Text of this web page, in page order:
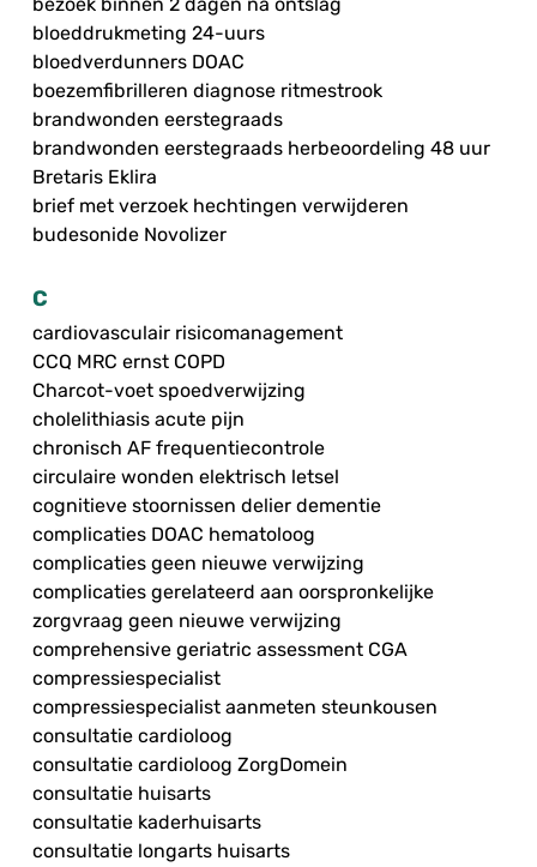
bloeddrukmeting 24-uurs
bloedverdunners DOAC
boezemfibrilleren diagnose ritmestrook
brandwonden eerstegraads
brandwonden eerstegraads herbeoordeling 48 uur
Bretaris Eklira
brief met verzoek hechtingen verwijderen
budesonide Novolizer
C
cardiovasculair risicomanagement
CCQ MRC ernst COPD
Charcot-voet spoedverwijzing
cholelithiasis acute pijn
chronisch AF frequentiecontrole
circulaire wonden elektrisch letsel
cognitieve stoornissen delier dementie
complicaties DOAC hematoloog
complicaties geen nieuwe verwijzing
complicaties gerelateerd aan oorspronkelijke
zorgvraag geen nieuwe verwijzing
comprehensive geriatric assessment CGA
compressiespecialist
compressiespecialist aanmeten steunkousen
consultatie cardioloog
consultatie cardioloog ZorgDomein
consultatie huisarts
consultatie kaderhuisarts
consultatie longarts huisarts